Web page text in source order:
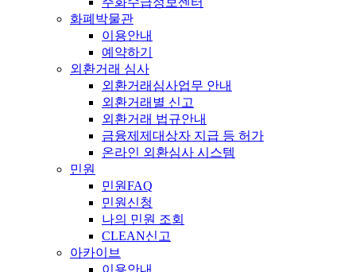
화폐박물관
이용안내
예약하기
외환거래 심사
외환거래심사업무 안내
외환거래별 신고
외환거래 법규안내
금융제제대상자 지급 등 허가
온라인 외환심사 시스템
민원
민원FAQ
민원신청
나의 민원 조회
CLEAN신고
아카이브
이용안내